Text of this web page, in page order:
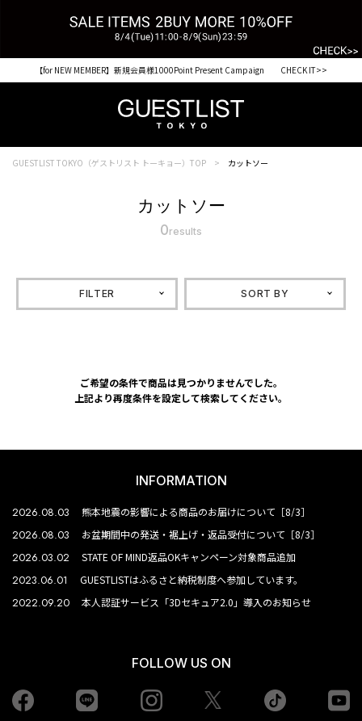
【for NEW MEMBER】新規会員様1000Point Present Campaign CHECK IT>>
GUESTLIST TOKYO（ゲストリスト トーキョー）TOP カットソー
カットソー
0results
FILTER SORT BY
ご希望の条件で商品は見つかりませんでした。
上記より再度条件を設定して検索してください。
INFORMATION
2026.08.03 熊本地震の影響による商品のお届けについて［8/3］
2026.08.03 お盆期間中の発送・裾上げ・返品受付について［8/3］
2026.03.02 STATE OF MIND返品OKキャンペーン対象商品追加
2023.06.01 GUESTLISTはふるさと納税制度へ参加しています。
2022.09.20 本人認証サービス「3Dセキュア2.0」導入のお知らせ
FOLLOW US ON
Facebook Instagram tiktok